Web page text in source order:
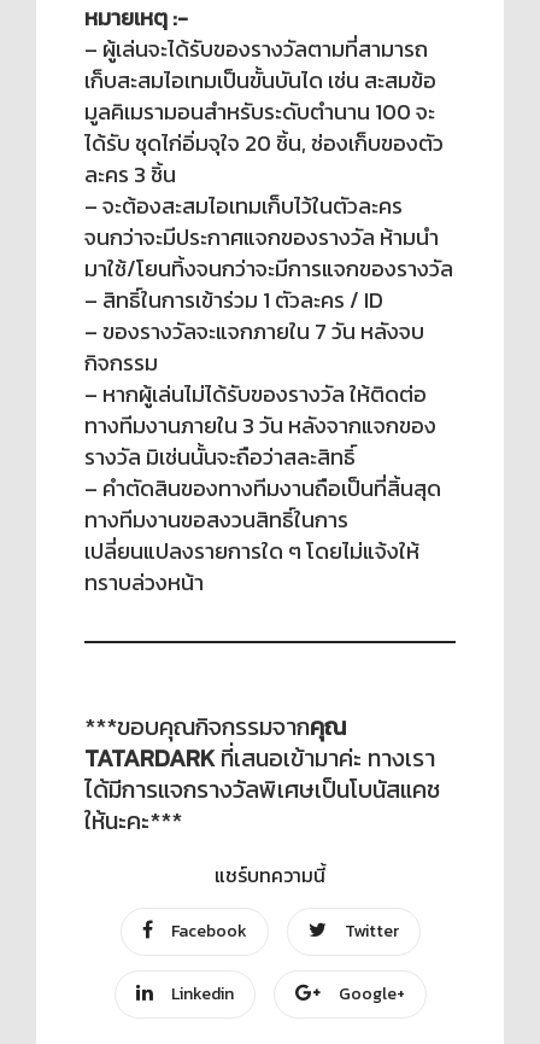
หมายเหตุ :-
– ผู้เล่นจะได้รับของรางวัลตามที่สามารถ
เก็บสะสมไอเทมเป็นขั้นบันได เช่น สะสมข้อ
มูลคิเมรามอนสำหรับระดับตำนาน 100 จะ
ได้รับ ชุดไก่อิ่มจุใจ 20 ชิ้น, ช่องเก็บของตัว
ละคร 3 ชิ้น
– จะต้องสะสมไอเทมเก็บไว้ในตัวละคร
จนกว่าจะมีประกาศแจกของรางวัล ห้ามนำ
มาใช้/โยนทิ้งจนกว่าจะมีการแจกของรางวัล
– สิทธิ์ในการเข้าร่วม 1 ตัวละคร / ID
– ของรางวัลจะแจกภายใน 7 วัน หลังจบ
กิจกรรม
– หากผู้เล่นไม่ได้รับของรางวัล ให้ติดต่อ
ทางทีมงานภายใน 3 วัน หลังจากแจกของ
รางวัล มิเช่นนั้นจะถือว่าสละสิทธิ์
– คำตัดสินของทางทีมงานถือเป็นที่สิ้นสุด
ทางทีมงานขอสงวนสิทธิ์ในการ
เปลี่ยนแปลงรายการใด ๆ โดยไม่แจ้งให้
ทราบล่วงหน้า
***ขอบคุณกิจกรรมจากคุณ
TATARDARKที่เสนอเข้ามาค่ะ ทางเรา
ได้มีการแจกรางวัลพิเศษเป็นโบนัสแคช
ให้นะคะ***
แชร์บทความนี้
Facebook Twitter
Linkedin Google+